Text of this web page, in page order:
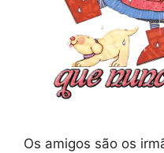
Os amigos são os